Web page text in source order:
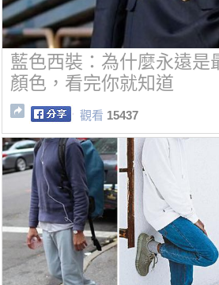
藍色西裝：為什麼永遠是
顏色，看完你就知道
觀看 15437